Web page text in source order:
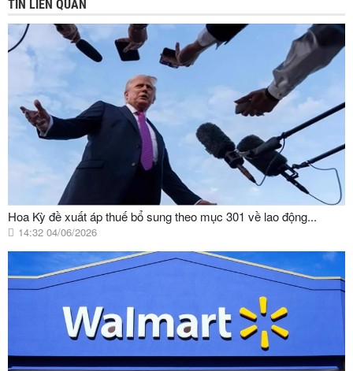
TIN LIÊN QUAN
Hoa Kỳ đề xuất áp thuế bổ sung theo mục 301 về lao động...
14:32 04/06/2026